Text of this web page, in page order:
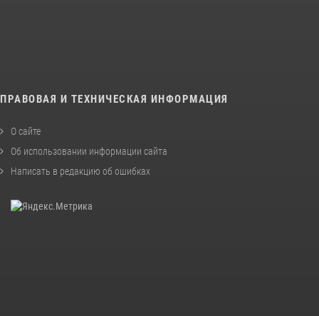
ПРАВОВАЯ И ТЕХНИЧЕСКАЯ ИНФОРМАЦИЯ
О сайте
Об использовании информации сайта
Написать в редакцию об ошибках